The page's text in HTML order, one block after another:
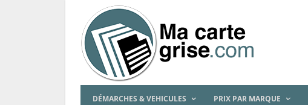
DÉMARCHES & VEHICULES PRIX PAR MARQUE